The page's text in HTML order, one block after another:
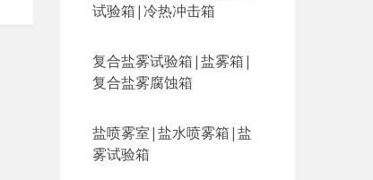
试验箱|冷热冲击箱
复合盐雾试验箱|盐雾箱|
复合盐雾腐蚀箱
盐喷雾室|盐水喷雾箱|盐
雾试验箱